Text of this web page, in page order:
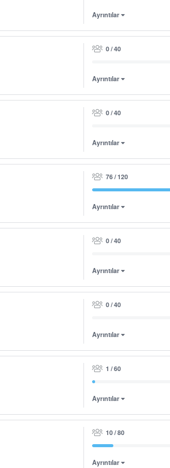
Ayrıntılar
0 / 40
Ayrıntılar
0 / 40
Ayrıntılar
76 / 120
Ayrıntılar
0 / 40
Ayrıntılar
0 / 40
Ayrıntılar
1 / 60
Ayrıntılar
10 / 80
Ayrıntılar